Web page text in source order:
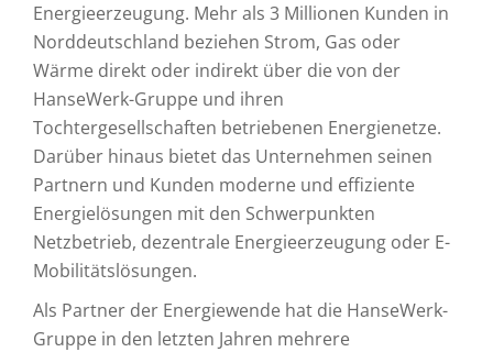
Energieerzeugung. Mehr als 3 Millionen Kunden in
Norddeutschland beziehen Strom, Gas oder
Wärme direkt oder indirekt über die von der
HanseWerk-Gruppe und ihren
Tochtergesellschaften betriebenen Energienetze.
Darüber hinaus bietet das Unternehmen seinen
Partnern und Kunden moderne und effiziente
Energielösungen mit den Schwerpunkten
Netzbetrieb, dezentrale Energieerzeugung oder E-
Mobilitätslösungen.
Als Partner der Energiewende hat die HanseWerk-
Gruppe in den letzten Jahren mehrere